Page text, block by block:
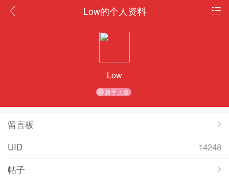
Low的个人资料
Low
新手上路
留言板
UID
14248
帖子